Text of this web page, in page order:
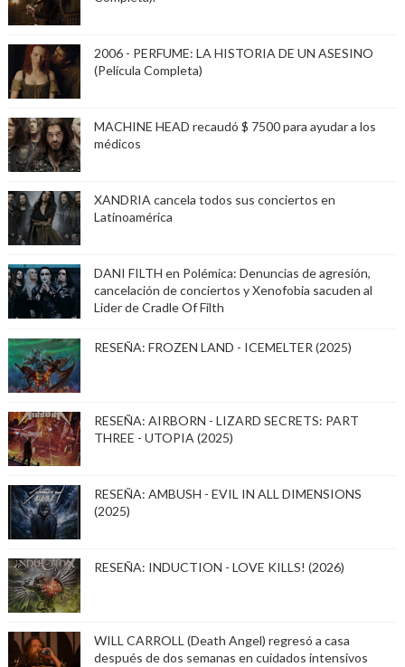
2006 - PERFUME: LA HISTORIA DE UN ASESINO
(Película Completa)
MACHINE HEAD recaudó $ 7500 para ayudar a los
médicos
XANDRIA cancela todos sus conciertos en
Latinoamérica
DANI FILTH en Polémica: Denuncias de agresión,
cancelación de conciertos y Xenofobia sacuden al
Lider de Cradle Of Filth
RESEÑA: FROZEN LAND - ICEMELTER (2025)
RESEÑA: AIRBORN - LIZARD SECRETS: PART
THREE - UTOPIA (2025)
RESEÑA: AMBUSH - EVIL IN ALL DIMENSIONS
(2025)
RESEÑA: INDUCTION - LOVE KILLS! (2026)
WILL CARROLL (Death Angel) regresó a casa
después de dos semanas en cuidados intensivos